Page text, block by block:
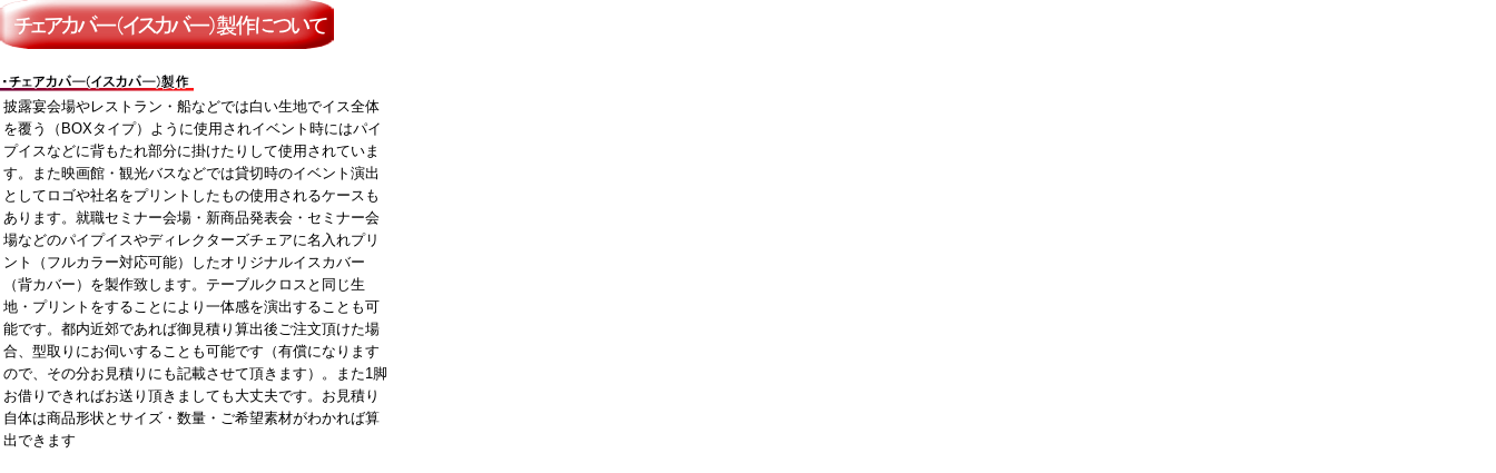
披露宴会場やレストラン・船などでは白い生地でイス全体
を覆う（BOXタイプ）ように使用されイベント時にはパイ
プイスなどに背もたれ部分に掛けたりして使用されていま
す。また映画館・観光バスなどでは貸切時のイベント演出
としてロゴや社名をプリントしたもの使用されるケースも
あります。就職セミナー会場・新商品発表会・セミナー会
場などのパイプイスやディレクターズチェアに名入れプリ
ント（フルカラー対応可能）したオリジナルイスカバー
（背カバー）を製作致します。テーブルクロスと同じ生
地・プリントをすることにより一体感を演出することも可
能です。都内近郊であれば御見積り算出後ご注文頂けた場
合、型取りにお伺いすることも可能です（有償になります
ので、その分お見積りにも記載させて頂きます）。また1脚
お借りできればお送り頂きましても大丈夫です。お見積り
自体は商品形状とサイズ・数量・ご希望素材がわかれば算
出できます